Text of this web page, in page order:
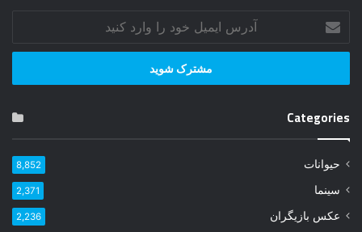
ر
ا
م
ی
خ
و
ر
Categories
حیوانات 8,852
سینما 2,371
عکس بازیگران 2,236